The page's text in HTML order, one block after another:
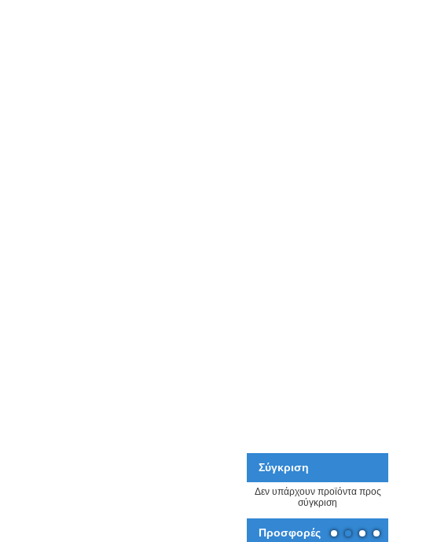
Σύγκριση
Δεν υπάρχουν προϊόντα προς
σύγκριση
Προσφορές